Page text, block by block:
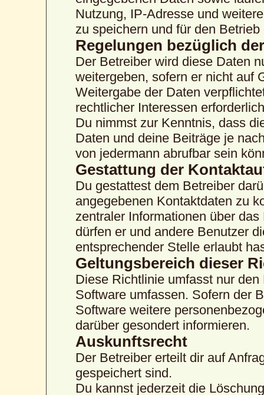
Nutzung, IP-Adresse und
zu speichern und für den
Regelungen bezüglich
Der Betreiber wird diese Daten
weitergeben, sofern er nicht auf
Weitergabe der Daten
rechtlicher Interessen
Du nimmst zur Kenntnis, dass
Daten und deine Beiträge je
von jedermann abrufbar sein
Gestattung der
Du gestattest dem Betreiber
angegebenen Kontaktdaten zu
zentraler Informationen über
dürfen er und andere Benutzer
entsprechender Stelle erlaubt
Geltungsbereich dieser
Diese Richtlinie umfasst nur
Software umfassen. Sofern der
Software weitere
darüber gesondert informieren.
Auskunftsrecht
Der Betreiber erteilt dir auf
gespeichert sind.
Du kannst jederzeit die